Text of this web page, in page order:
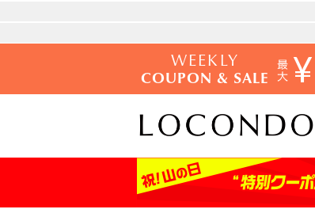
WEEKLY
COUPON & SALE ¥